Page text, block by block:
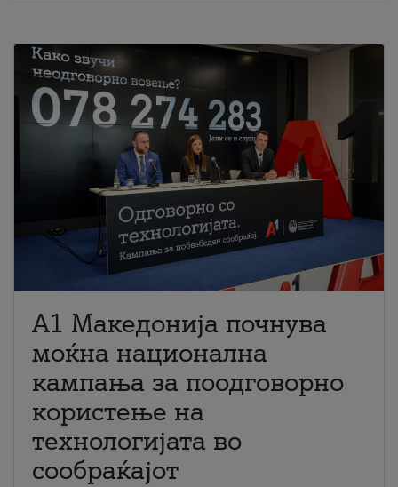
A1 Македонија почнува
моќна национална
кампања за поодговорно
користење на
технологијата во
сообраќајот